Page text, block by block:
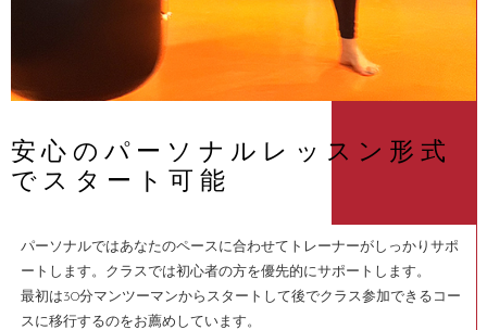
安心のパーソナルレッスン形式
でスタート可能
パーソナルではあなたのペースに合わせてトレーナーがしっかりサポ
ートします。クラスでは初心者の方を優先的にサポートします。
最初は30分マンツーマンからスタートして後でクラス参加できるコー
スに移行するのをお薦めしています。